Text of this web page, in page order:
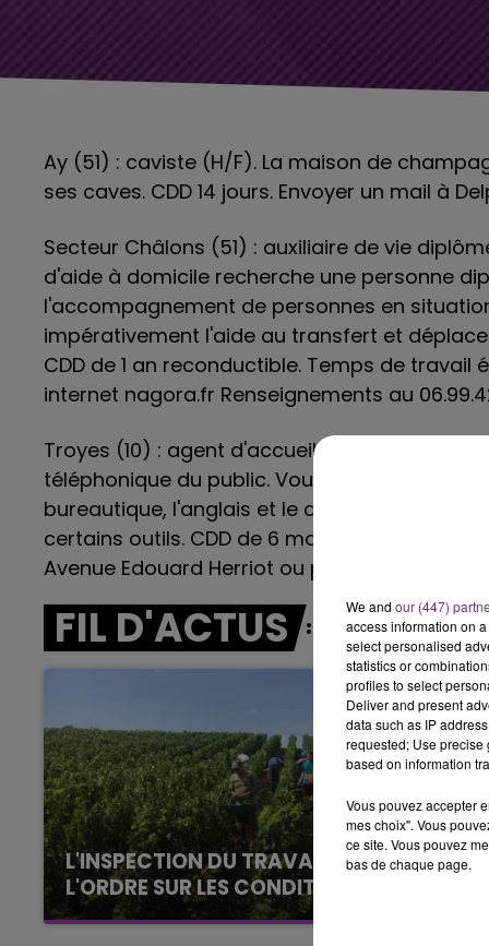
19h00 - 19h15
LA POP MACHINE - CHAMPAGNE
Ay (51) : caviste (H/F). La maison de
ses caves. CDD 14 jours. Envoyer un mail à
Secteur Châlons (51) : auxiliaire de vie
d'aide à domicile recherche une personne
l'accompagnement de personnes en
impérativement l'aide au transfert et
CDD de 1 an reconductible. Temps de
internet nagora.fr Renseignements au
Troyes (10) : agent d'accueil touristique (H/
téléphonique du public. Vous vous
bureautique, l'anglais et le département de
certains outils. CDD de 6 mois. Rapprochez-
Avenue Edouard Herriot ou par mail
FIL D'ACTUS
L'INSPECTION DU TRAVAIL RAPPELLE À
L'ORDRE SUR LES CONDITIONS DE...
Alors que les dates de début des vendange
We and our (447)
access information on
select personalised
statistics or
profiles to select
Deliver and present
data such as IP
requested; Use precise
based on information
Vous pouvez accepter
mes choix". Vous
ce site. Vous pouvez
bas de chaque page.